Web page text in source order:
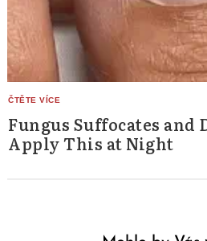
Fungus Suffocates and
Apply This at Night